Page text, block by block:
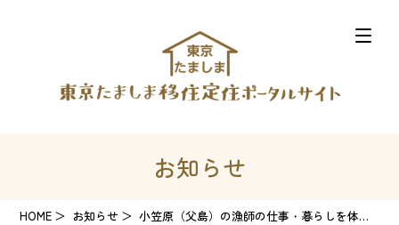
お知らせ
HOME お知らせ 小笠原（父島）の漁師の仕事・暮らしを体験してみませんか？